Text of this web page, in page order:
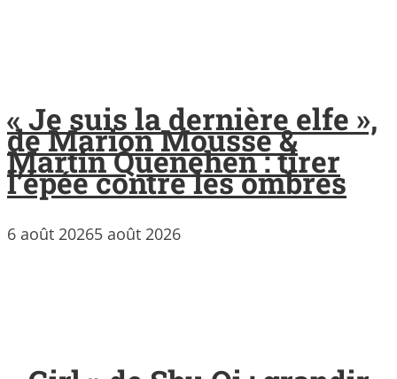
« Je suis la dernière elfe »,
de Marion Mousse &
Martin Quenehen : tirer
l’épée contre les ombres
6 août 20265 août 2026